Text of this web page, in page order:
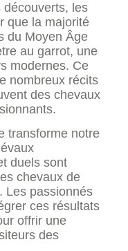
découverts, les
que la majorité
du Moyen Âge
au garrot, une
modernes. Ce
nombreux récits
des chevaux
transforme notre
duels sont
chevaux de
Les passionnés
ces résultats
offrir une
des